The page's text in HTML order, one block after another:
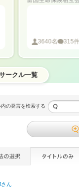
3640名 315 件
ークル一覧
の発言を検索する
さん